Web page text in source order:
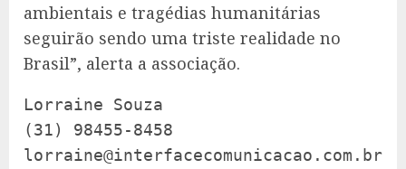
ambientais e tragédias humanitárias
seguirão sendo uma triste realidade no
Brasil”, alerta a associação.
Lorraine Souza
lorraine@interfacecomunicacao.com.br